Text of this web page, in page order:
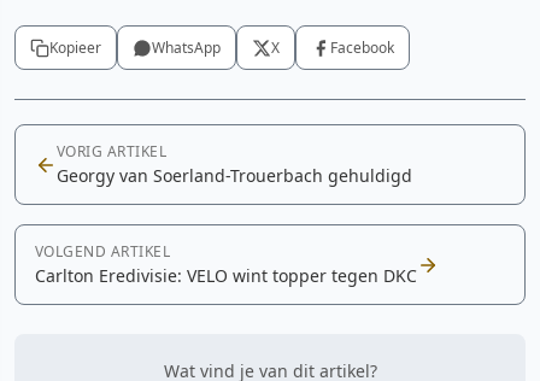
Kopieer WhatsApp X Facebook
VORIG ARTIKEL
Georgy van Soerland-Trouerbach gehuldigd
VOLGEND ARTIKEL
Carlton Eredivisie: VELO wint topper tegen DKC
Wat vind je van dit artikel?